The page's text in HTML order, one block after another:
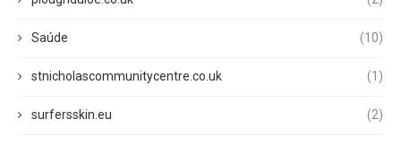
Saúde (10)
stnicholascommunitycentre.co.uk (1)
surfersskin.eu (2)